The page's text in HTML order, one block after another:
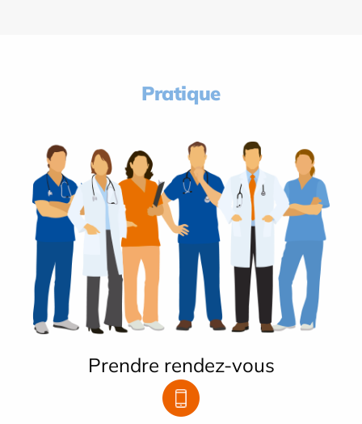
Pratique
Prendre rendez-vous